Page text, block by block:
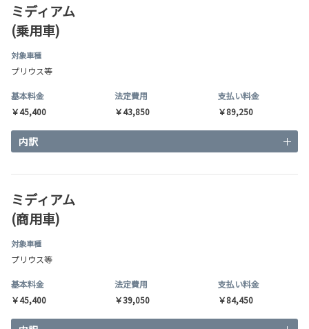
ミディアム
(乗用車)
対象車種
プリウス等
基本料金
￥45,400
法定費用
￥43,850
支払い料金
￥89,250
内訳
ミディアム
(商用車)
対象車種
プリウス等
基本料金
￥45,400
法定費用
￥39,050
支払い料金
￥84,450